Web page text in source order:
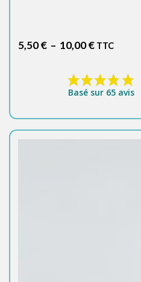
5,50€ – 10,00€Plage
5,50 €
à
TTC
Basé sur 65 avis